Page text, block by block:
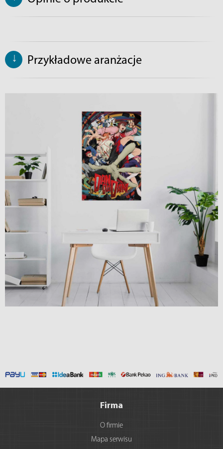
↓ Przykładowe aranżacje
Firma
O firmie
Mapa serwisu